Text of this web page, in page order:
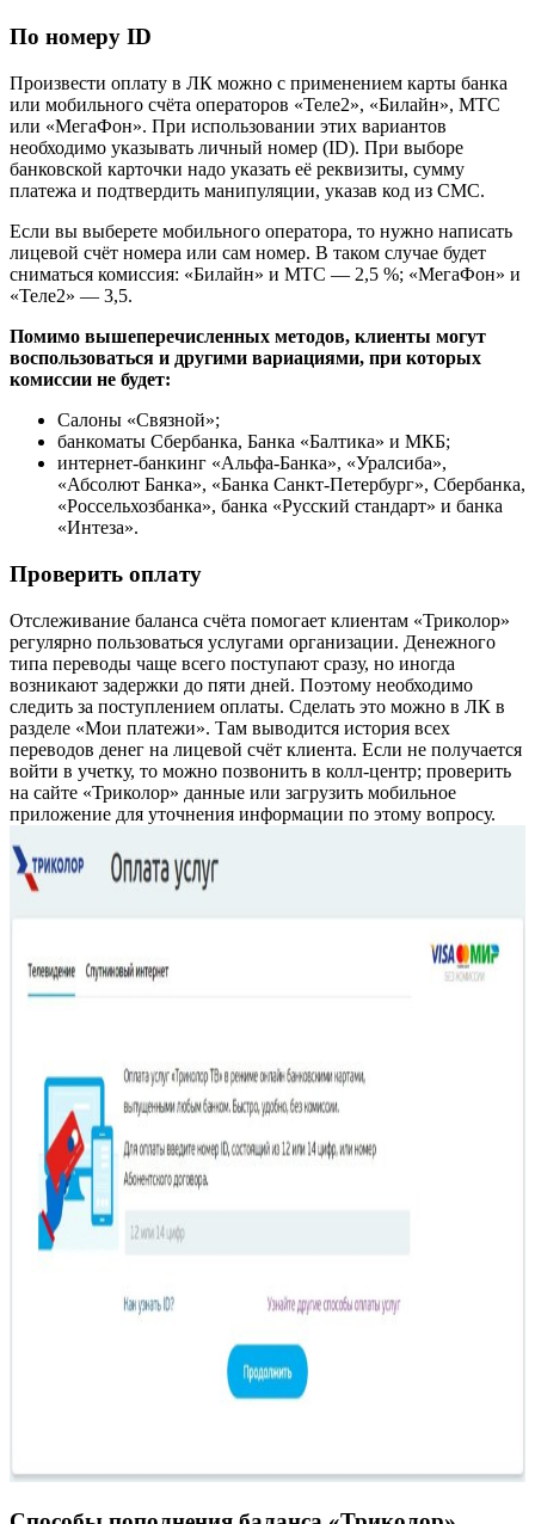
По номеру ID
Произвести оплату в ЛК можно с применением карты банка
или мобильного счёта операторов «Теле2», «Билайн», МТС
или «МегаФон». При использовании этих вариантов
необходимо указывать личный номер (ID). При выборе
банковской карточки надо указать её реквизиты, сумму
платежа и подтвердить манипуляции, указав код из СМС.
Если вы выберете мобильного оператора, то нужно написать
лицевой счёт номера или сам номер. В таком случае будет
сниматься комиссия: «Билайн» и МТС — 2,5 %; «МегаФон» и
«Теле2» — 3,5.
Помимо вышеперечисленных методов, клиенты могут
воспользоваться и другими вариациями, при которых
комиссии не будет:
Салоны «Связной»;
банкоматы Сбербанка, Банка «Балтика» и МКБ;
интернет-банкинг «Альфа-Банка», «Уралсиба»,
«Абсолют Банка», «Банка Санкт-Петербург», Сбербанка,
«Россельхозбанка», банка «Русский стандарт» и банка
«Интеза».
Проверить оплату
Отслеживание баланса счёта помогает клиентам «Триколор»
регулярно пользоваться услугами организации. Денежного
типа переводы чаще всего поступают сразу, но иногда
возникают задержки до пяти дней. Поэтому необходимо
следить за поступлением оплаты. Сделать это можно в ЛК в
разделе «Мои платежи». Там выводится история всех
переводов денег на лицевой счёт клиента. Если не получается
войти в учетку, то можно позвонить в колл-центр; проверить
на сайте «Триколор» данные или загрузить мобильное
приложение для уточнения информации по этому вопросу.